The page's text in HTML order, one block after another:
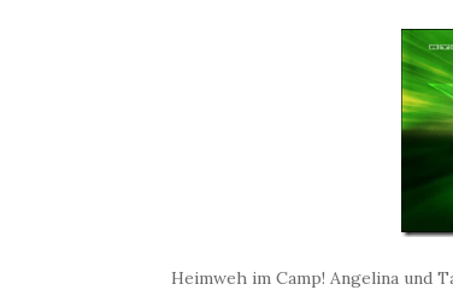
Heimweh im Camp! Angelina und